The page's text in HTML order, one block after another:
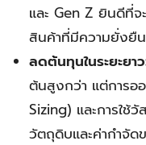
และ Gen Z ยินดีที่จ
สินค้าที่มีความยั่งยืน
ลดต้นทุนในระยะยา
ต้นสูงกว่า แต่การอ
Sizing) และการใช้
วัตถุดิบและค่ากำจัดข